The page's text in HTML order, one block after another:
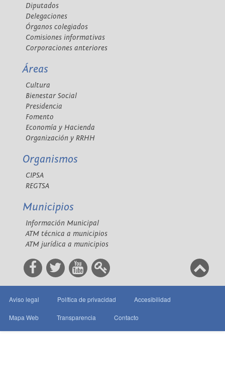
Diputados
Delegaciones
Órganos colegiados
Comisiones informativas
Corporaciones anteriores
Áreas
Cultura
Bienestar Social
Presidencia
Fomento
Economía y Hacienda
Organización y RRHH
Organismos
CIPSA
REGTSA
Municipios
Información Municipal
ATM técnica a municipios
ATM jurídica a municipios
Aviso legal Política de privacidad Accesibilidad
Mapa Web Transparencia Contacto